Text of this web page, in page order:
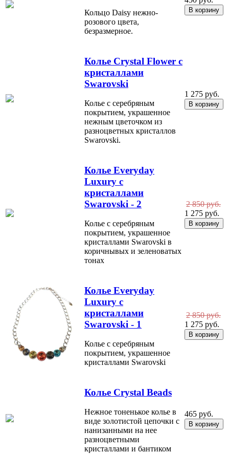
Кольцо Daisy нежно-
розового цвета,
безразмерное.
Колье Crystal Flower с
кристаллами
Swarovski
Колье с серебряным
покрытием, украшенное
нежным цветочком из
разноцветных кристаллов
Swarovski.
1 275 руб.
Колье Everyday
Luxury с
кристаллами
Swarovski - 2
Колье с серебряным
покрытием, украшенное
кристаллами Swarovski в
коричнывых и зеленоватых
тонах
2 850 руб.
1 275 руб.
Колье Everyday
Luxury с
кристаллами
Swarovski - 1
Колье с серебряным
покрытием, украшенное
кристаллами Swarovski
2 850 руб.
1 275 руб.
Колье Crystal Beads
Нежное тоненькое колье в
виде золотистой цепочки с
нанизанными на нее
разноцветными
кристаллами и бантиком
465 руб.